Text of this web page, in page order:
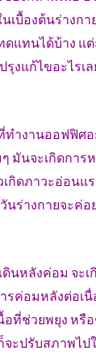
นเบื้องต้นร่างก
ดแทนได้บ้าง แ
รุงแก้ไขอะไรเ
ทำงานออฟฟิศ
มันจะเกิดการ
กิดภาวะอ่อนแ
นร่างกายจะค่
นหลังค่อม จะ
ค่อมหลังต่อเนื่
ที่ช่วยพยุง หรื
ะปรับสภาพไป